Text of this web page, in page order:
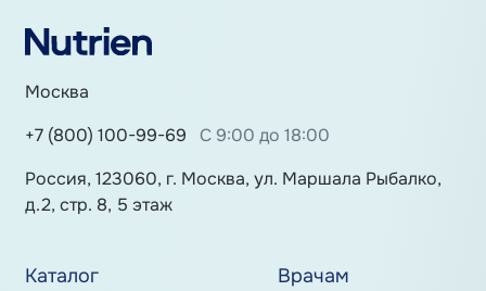
Москва
+7 (800) 100-99-69
С 9:00 до 18:00
Россия, 123060, г. Москва, ул. Маршала Рыбалко,
д.2, стр. 8, 5 этаж
Каталог
Врачам